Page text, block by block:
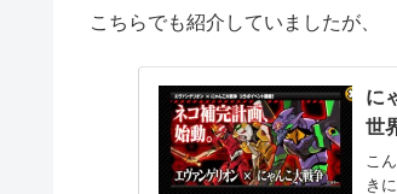
こちらでも紹介していましたが、
に
世
こ
き